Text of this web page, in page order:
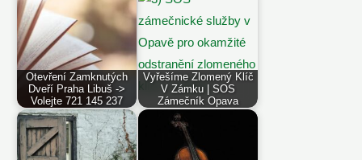
Otevření Zamknutých
Dveří Praha Libuš ->
Volejte 721 145 237
Vyřešíme Zlomený Klíč
V Zámku | SOS
Zámečník Opava